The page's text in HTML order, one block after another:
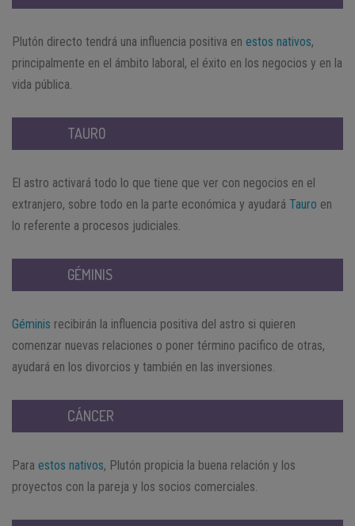
Plutón directo tendrá una influencia positiva en estos nativos,
principalmente en el ámbito laboral, el éxito en los negocios y en la
vida pública.
TAURO
El astro activará todo lo que tiene que ver con negocios en el
extranjero, sobre todo en la parte económica y ayudará Tauro en
lo referente a procesos judiciales.
GÉMINIS
Géminis recibirán la influencia positiva del astro si quieren
comenzar nuevas relaciones o poner término pacifico de otras,
ayudará en los divorcios y también en las inversiones.
CÁNCER
Para estos nativos, Plutón propicia la buena relación y los
proyectos con la pareja y los socios comerciales.